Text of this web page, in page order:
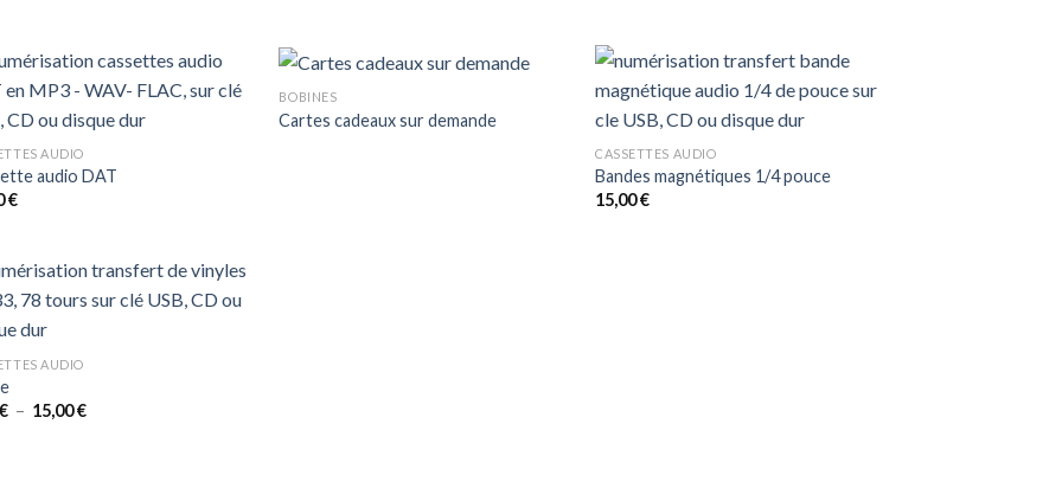
AUDIO
audio DAT
€
BOBINES
Cartes cadeaux sur demande
CASSETTES AUDIO
Bandes magnétiques 1/4 pouce
15,00€
AUDIO
€ – 15,00€Plage